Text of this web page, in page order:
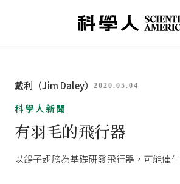
戴利（Jim Daley） 2020.05.04
科學人新聞
有羽毛的飛行器
以鴿子翅膀為基礎研發飛行器，可能催